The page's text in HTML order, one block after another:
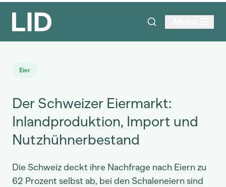
Eier
Der Schweizer Eiermarkt:
Inlandproduktion, Import und
Nutzhühnerbestand
Die Schweiz deckt ihre Nachfrage nach Eiern zu
62 Prozent selbst ab, bei den Schaleneiern sind